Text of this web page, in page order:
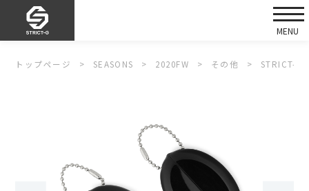
トップページ SEASONS 2020FW その他 STRICT-G